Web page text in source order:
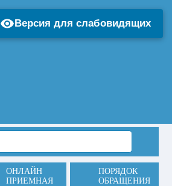
ОНЛАЙН
ПРИЕМНАЯ
ПОРЯДОК
ОБРАЩЕНИЯ
Версия для слабовидящих